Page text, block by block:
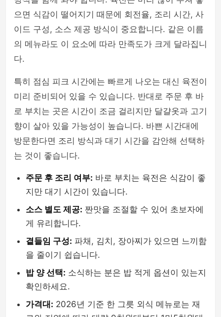
으면 식감이 떨어지기 때문에 회전율, 조리 시간, 사
이드 구성, 소스 제공 방식이 중요합니다. 같은 이름
의 메뉴라도 이 요소에 따라 만족도가 크게 달라집니
다.
특히 점심 피크 시간에는 빠르게 나오는 대신 육전이
미리 준비되어 있을 수 있습니다. 반대로 주문 후 바
로 부치는 곳은 시간이 조금 걸리지만 달걀옷과 고기
향이 살아 있을 가능성이 높습니다. 바쁜 시간대에
방문한다면 조리 방식과 대기 시간을 감안해 선택하
는 것이 좋습니다.
주문 후 조리 여부: 바로 부치는 육전은 식감이 좋
지만 대기 시간이 있습니다.
소스 별도 제공: 짠맛을 조절할 수 있어 초보자에
게 유리합니다.
곁들임 구성: 파채, 김치, 장아찌가 있으면 느끼함
을 줄이기 쉽습니다.
밥 양 선택: 소식하는 분은 밥 적게 옵션이 있는지
확인하세요.
가격대: 2026년 기준 한 그릇 외식 메뉴로는 재